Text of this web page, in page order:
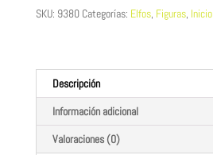
SKU: 9380 Categorías: Elfos, Figuras, Inicio
Descripción
Información adicional
Valoraciones (0)